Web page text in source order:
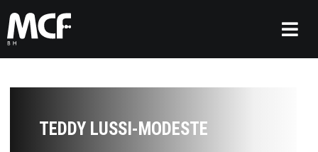
TEDDY LUSSI-MODESTE